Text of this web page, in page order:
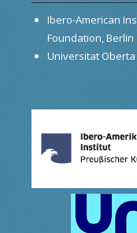
Ibero-American
Foundation, Berlin
Universitat